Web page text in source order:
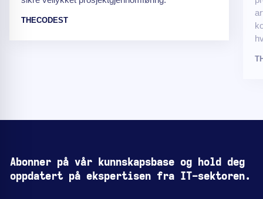
THECODEST
Abonner på vår kunnskapsbase og hold deg
oppdatert på ekspertisen fra IT-sektoren.